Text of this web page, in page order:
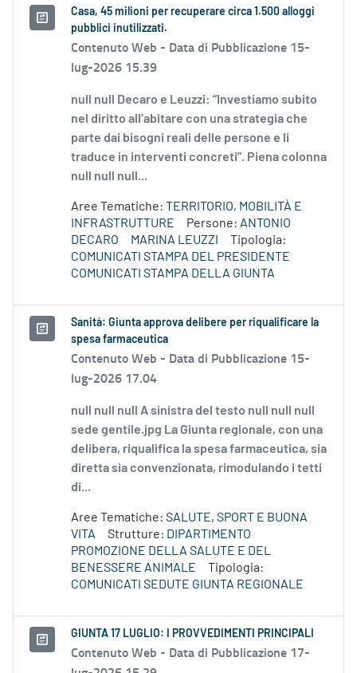
Casa, 45 milioni per recuperare circa 1.500 alloggi
pubblici inutilizzati.
Contenuto Web - Data di Pubblicazione 15-
lug-2026 15.39
null null Decaro e Leuzzi: “Investiamo subito
nel diritto all’abitare con una strategia che
parte dai bisogni reali delle persone e li
traduce in interventi concreti”. Piena colonna
null null null...
Aree Tematiche: TERRITORIO, MOBILITÀ E
INFRASTRUTTURE
Persone: ANTONIO
DECARO
MARINA LEUZZI
Tipologia:
COMUNICATI STAMPA DEL PRESIDENTE
COMUNICATI STAMPA DELLA GIUNTA
Sanità: Giunta approva delibere per riqualificare la
spesa farmaceutica
Contenuto Web - Data di Pubblicazione 15-
lug-2026 17.04
null null null A sinistra del testo null null null
sede gentile.jpg La Giunta regionale, con una
delibera, riqualifica la spesa farmaceutica, sia
diretta sia convenzionata, rimodulando i tetti
di...
Aree Tematiche: SALUTE, SPORT E BUONA
VITA
Strutture: DIPARTIMENTO
PROMOZIONE DELLA SALUTE E DEL
BENESSERE ANIMALE
Tipologia:
COMUNICATI SEDUTE GIUNTA REGIONALE
GIUNTA 17 LUGLIO: I PROVVEDIMENTI PRINCIPALI
Contenuto Web - Data di Pubblicazione 17-